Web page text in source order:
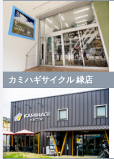
カミハギサイクル 緑店